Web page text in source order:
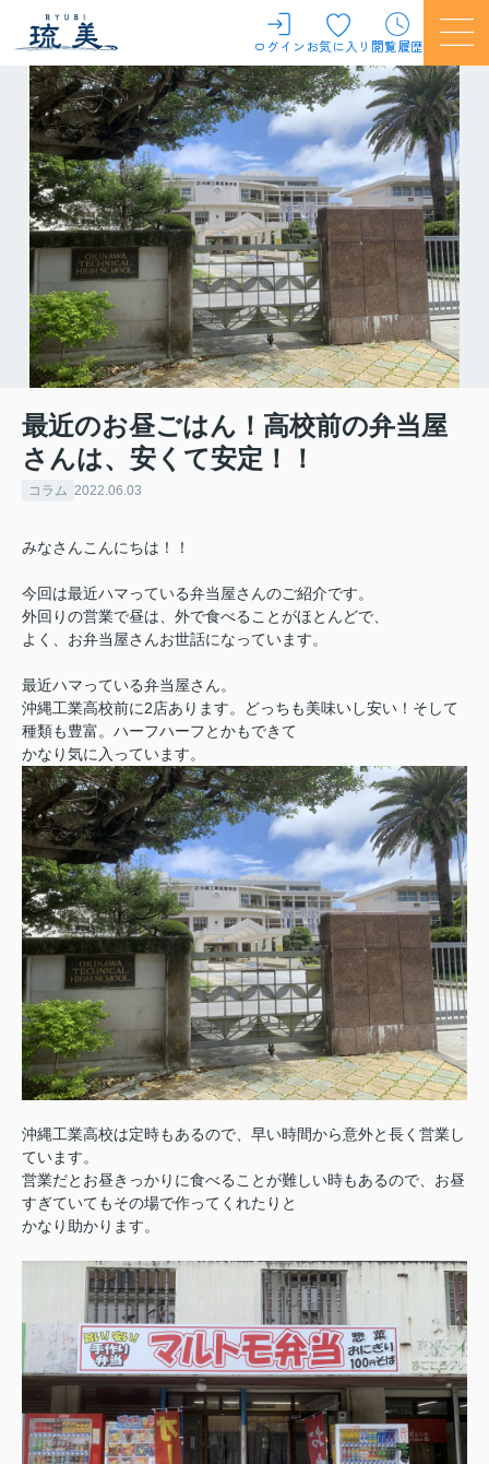
ログインお気に入り 閲覧履歴
最近のお昼ごはん！高校前の弁当屋
さんは、安くて安定！！
コラム 2022.06.03
みなさんこんにちは！！
今回は最近ハマっている弁当屋さんのご紹介です。
外回りの営業で昼は、外で食べることがほとんどで、
よく、お弁当屋さんお世話になっています。
最近ハマっている弁当屋さん。
沖縄工業高校前に2店あります。どっちも美味いし安い！そして
種類も豊富。ハーフハーフとかもできて
かなり気に入っています。
沖縄工業高校は定時もあるので、早い時間から意外と長く営業し
ています。
営業だとお昼きっかりに食べることが難しい時もあるので、お昼
すぎていてもその場で作ってくれたりと
かなり助かります。